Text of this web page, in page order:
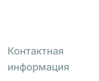
Контактная
информация